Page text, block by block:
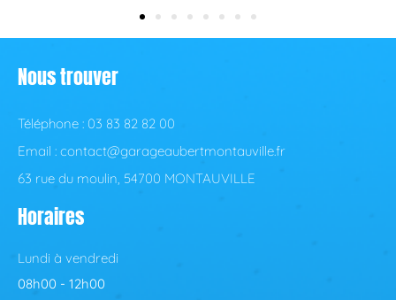
Nous trouver
Téléphone : 03 83 82 82 00
Email : contact@garageaubertmontauville.fr
63 rue du moulin, 54700 MONTAUVILLE
Horaires
Lundi à vendredi
08h00 - 12h00